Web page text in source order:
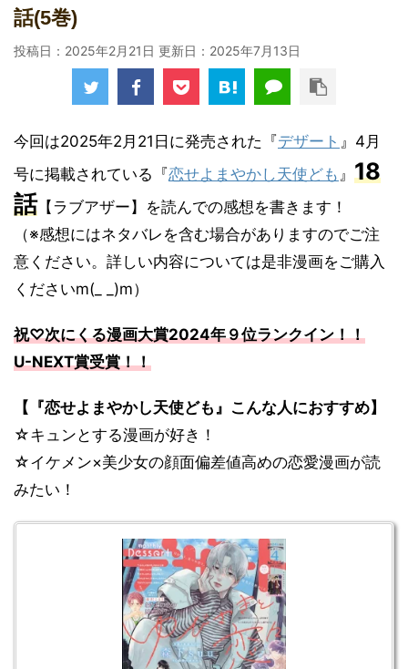
話(5巻)
投稿日：2025年2月21日 更新日： 2025年7月13日
今回は2025年2月21日に発売された『デザート 』4月
号に掲載されている『恋せよまやかし天使ども 』 18
話【ラブアザー】を読んでの感想を書きます！
（※感想にはネタバレを含む場合がありますのでご注
意ください。詳しい内容については是非漫画をご購入
くださいm(_ _)m）
祝♡次にくる漫画大賞2024年９位ランクイン！！
U-NEXT賞受賞！！
【『恋せよまやかし天使ども』こんな人におすすめ】
☆キュンとする漫画が好き！
☆イケメン×美少女の顔面偏差値高めの恋愛漫画が読
みたい！